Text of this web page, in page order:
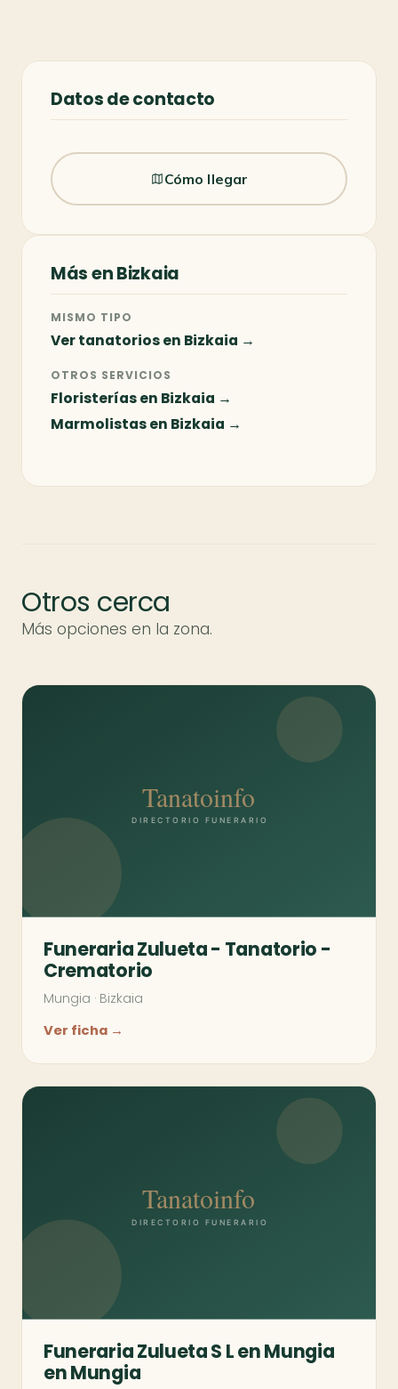
Datos de contacto
Cómo llegar
Más en Bizkaia
MISMO TIPO
Ver tanatorios en Bizkaia →
OTROS SERVICIOS
Floristerías en Bizkaia →
Marmolistas en Bizkaia →
Otros cerca
Más opciones en la zona.
Funeraria Zulueta - Tanatorio -
Crematorio
Mungia · Bizkaia
Ver ficha →
Funeraria Zulueta S L en Mungia
en Mungia